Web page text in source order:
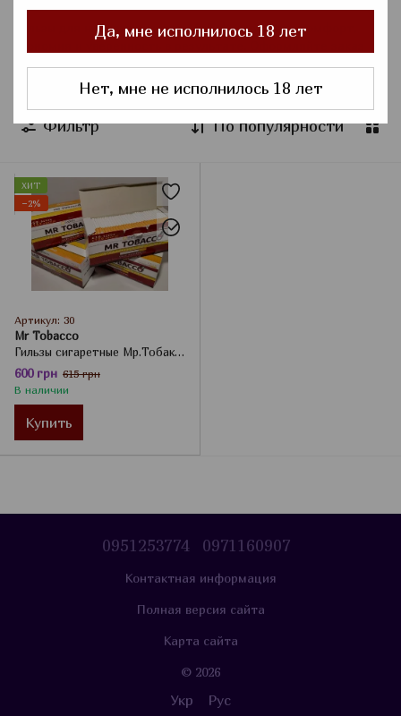
Да, мне исполнилось 18 лет
Нет, мне не исполнилось 18 лет
Гильзы для набивки сигарет Mr Tobacco — это комфорт,
экономия и уверенность в результате. Оформляйте заказ
качеством, которому доверяют!
Фильтр По популярности
ХИТ
−2%
Артикул: 30
Mr Tobacco
Гильзы сигаретные Мр.Тобако с длинным фильтром Набор 4 упаковки по по 550шт.
600 грн 615 грн
В наличии
Купить
0951253774 0971160907
Контактная информация
Полная версия сайта
Карта сайта
© 2026
Укр Рус